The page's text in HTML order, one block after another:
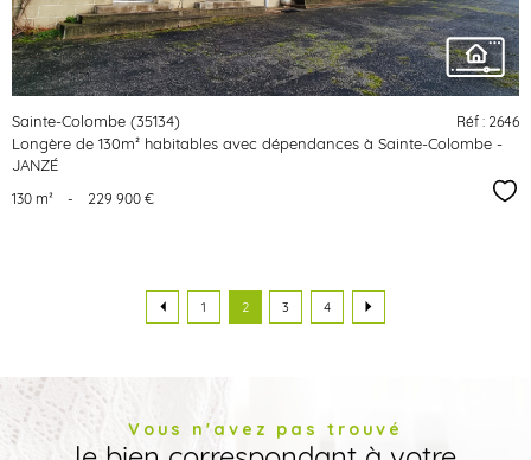
Sainte-Colombe (35134)
Longère de 130m² habitables avec dépendances à Sainte-Colombe -
JANZÉ
Réf : 2646
130 m² - 229 900 €
1 2 3 4
Vous n'avez pas trouvé